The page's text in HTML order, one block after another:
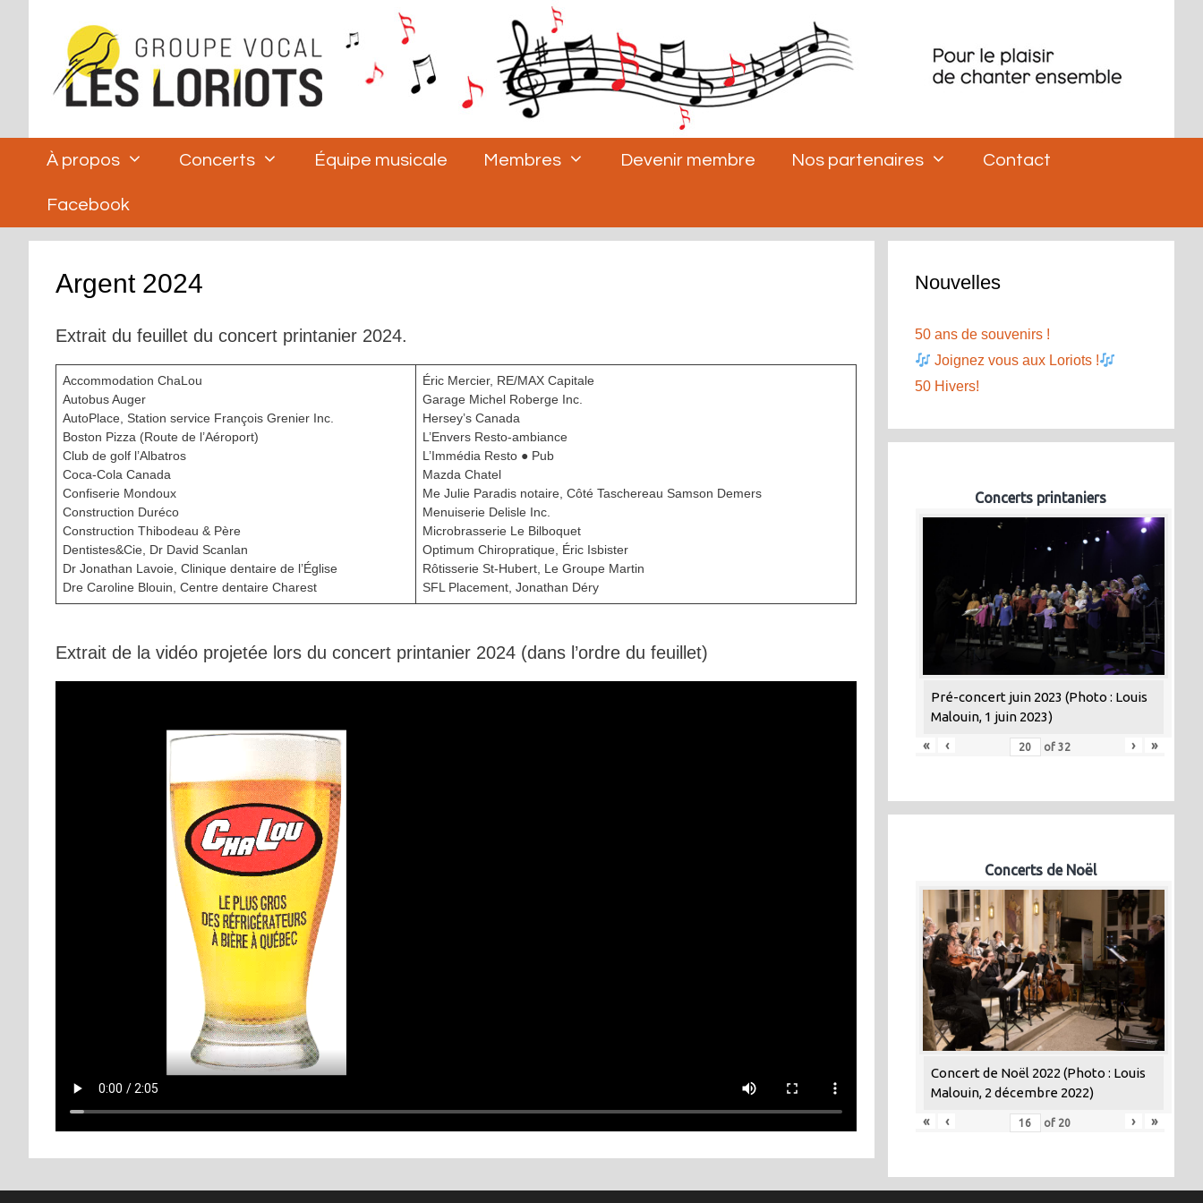
À propos Concerts Équipe musicale Membres Devenir membre Nos partenaires Contact
Facebook
Argent 2024
Extrait du feuillet du concert printanier 2024.
Accommodation ChaLou
Autobus Auger
AutoPlace, Station service François Grenier Inc.
Boston Pizza (Route de l’Aéroport)
Club de golf l’Albatros
Coca-Cola Canada
Confiserie Mondoux
Construction Duréco
Construction Thibodeau & Père
Dentistes&Cie, Dr David Scanlan
Dr Jonathan Lavoie, Clinique dentaire de l’Église
Dre Caroline Blouin, Centre dentaire Charest
Éric Mercier, RE/MAX Capitale
Garage Michel Roberge Inc.
Hersey’s Canada
L’Envers Resto-ambiance
L’Immédia Resto ● Pub
Mazda Chatel
Me Julie Paradis notaire, Côté Taschereau Samson Demers
Menuiserie Delisle Inc.
Microbrasserie Le Bilboquet
Optimum Chiropratique, Éric Isbister
Rôtisserie St-Hubert, Le Groupe Martin
SFL Placement, Jonathan Déry
Extrait de la vidéo projetée lors du concert printanier 2024 (dans l’ordre du feuillet)
Nouvelles
50 ans de souvenirs !
Joignez vous aux Loriots !
50 Hivers!
Concerts printaniers
Pré-concert juin 2023 (Photo : Louis
Malouin, 1 juin 2023)
«
‹ of 32 › »
Concerts de Noël
Concert de Noël 2022 (Photo : Louis
Malouin, 2 décembre 2022)
«
‹ of 20 › »